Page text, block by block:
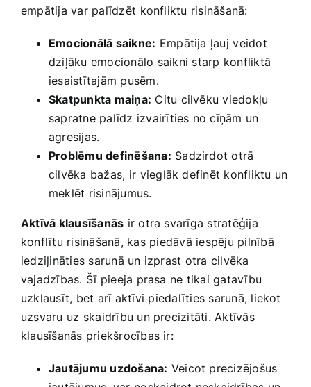
empātija var palīdzēt⁣ konfliktu risināšanā:
Emocionālā saikne: ⁢Empātija​ ļauj⁣ veidot
dziļāku emocionālo ​saikni ⁣starp‍ konfliktā
iesaistītajām ​pusēm.
Skatpunkta maiņa: Citu cilvēku viedokļu
sapratne palīdz izvairīties no cīņām un
agresijas.
Problēmu definēšana: Sadzirdot otrā
cilvēka bažas,‌ ir⁣ vieglāk definēt konfliktu un
meklēt risinājumus.
Aktīvā klausīšanās ir otra svarīga stratēģija
konflītu risināšanā, kas ⁤piedāvā iespēju pilnībā⁢
iedziļināties sarunā ‍un izprast otra cilvēka
vajadzības.⁣ Šī pieeja ​prasa ne tikai gatavību ​
uzklausīt, bet​ arī ‌aktīvi ⁢piedalīties ​sarunā, liekot
uzsvaru uz⁢ skaidrību un precizitāti. Aktīvās
klausīšanās ‍priekšrocības ir:
Jautājumu uzdošana: Veicot precizējošus